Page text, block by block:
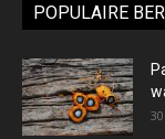
POPULAIRE